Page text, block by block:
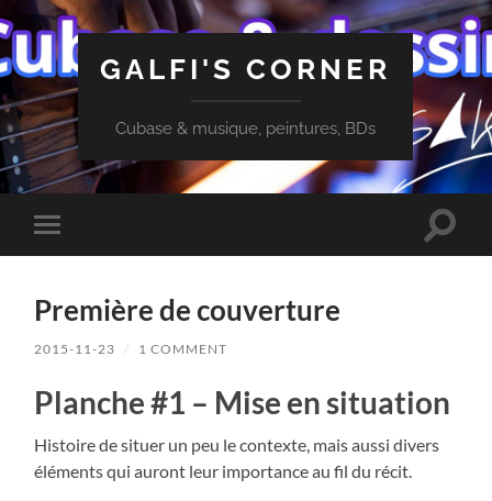
GALFI'S CORNER
Cubase & musique, peintures, BDs
Toggle
mobile
Toggle
Première de couverture
2015-11-23 / 1 COMMENT
Planche #1 – Mise en situation
Histoire de situer un peu le contexte, mais aussi divers
éléments qui auront leur importance au fil du récit.